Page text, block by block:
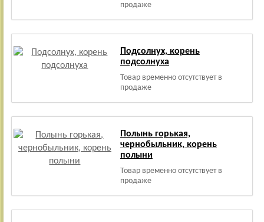
продаже
Подсолнух, корень
подсолнуха
Товар временно отсутствует в
продаже
Полынь горькая,
чернобыльник, корень
полыни
Товар временно отсутствует в
продаже